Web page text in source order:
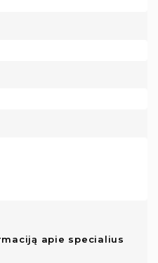
apie specialius